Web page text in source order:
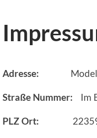
Adresse:
Straße Nummer: Im
PLZ Ort: 22359